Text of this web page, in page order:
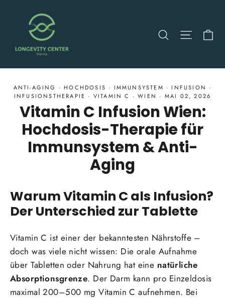
Suche
ANTI-AGING ·HOCHDOSIS · IMMUNSYSTEM ·INFUSION ·
INFUSIONSTHERAPIE · VITAMIN C ·WIEN · MAI 02, 2026
Vitamin C Infusion Wien:
Hochdosis-Therapie für
Immunsystem & Anti-
Aging
Warum Vitamin C als Infusion?
Der Unterschied zur Tablette
Vitamin C ist einer der bekanntesten Nährstoffe –
doch was viele nicht wissen: Die orale Aufnahme
über Tabletten oder Nahrung hat eine natürliche
Absorptionsgrenze. Der Darm kann pro Einzeldosis
maximal 200–500 mg Vitamin C aufnehmen. Bei